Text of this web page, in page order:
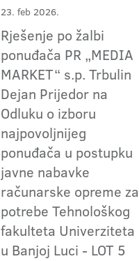
23. feb 2026.
Rješenje po žalbi
ponuđača PR „MEDIA
MARKET“ s.p. Trbulin
Dejan Prijedor na
Odluku o izboru
najpovoljnijeg
ponuđača u postupku
javne nabavke
računarske opreme za
potrebe Tehnološkog
fakulteta Univerziteta
u Banjoj Luci - LOT 5